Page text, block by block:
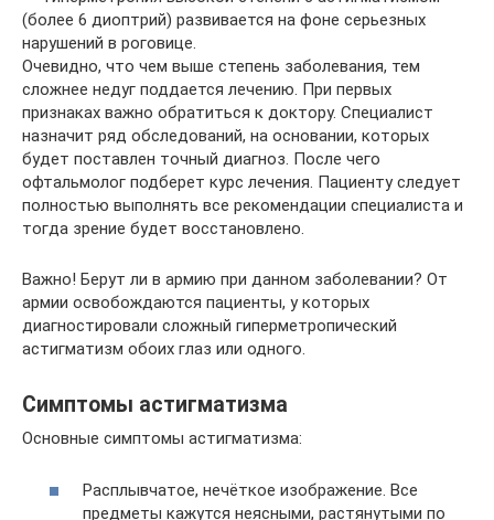
(более 6 диоптрий) развивается на фоне серьезных
нарушений в роговице.
Очевидно, что чем выше степень заболевания, тем
сложнее недуг поддается лечению. При первых
признаках важно обратиться к доктору. Специалист
назначит ряд обследований, на основании, которых
будет поставлен точный диагноз. После чего
офтальмолог подберет курс лечения. Пациенту следует
полностью выполнять все рекомендации специалиста и
тогда зрение будет восстановлено.
Важно! Берут ли в армию при данном заболевании? От
армии освобождаются пациенты, у которых
диагностировали сложный гиперметропический
астигматизм обоих глаз или одного.
Симптомы астигматизма
Основные симптомы астигматизма:
Расплывчатое, нечёткое изображение. Все
предметы кажутся неясными, растянутыми по